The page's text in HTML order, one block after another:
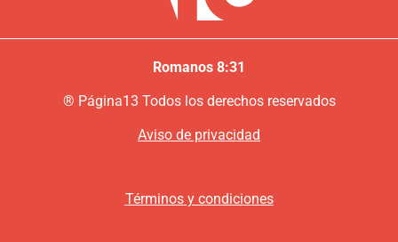
Romanos 8:31
® Página13 Todos los derechos reservados
Aviso de privacidad
Términos y condiciones